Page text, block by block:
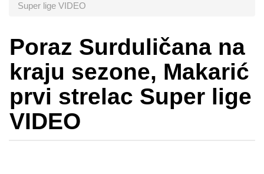
Super lige VIDEO
Poraz Surduličana na
kraju sezone, Makarić
prvi strelac Super lige
VIDEO